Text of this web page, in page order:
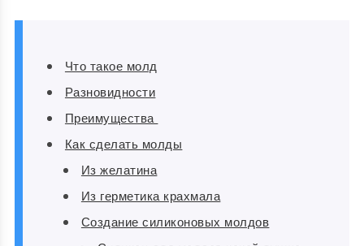
Что такое молд
Разновидности
Преимущества
Как сделать молды
Из желатина
Из герметика крахмала
Создание силиконовых молдов